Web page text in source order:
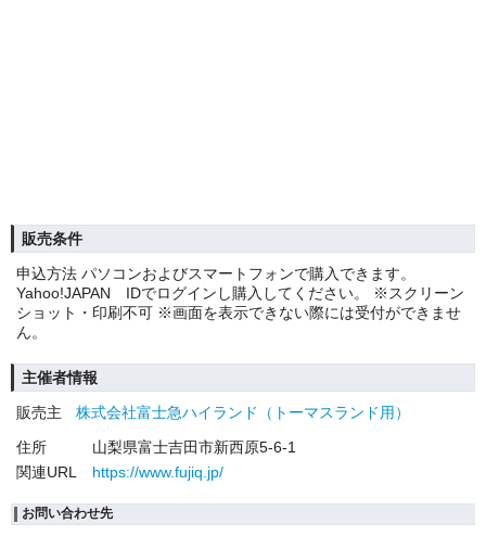
販売条件
申込方法 パソコンおよびスマートフォンで購入できます。
Yahoo!JAPAN IDでログインし購入してください。 ※スクリーン
ショット・印刷不可 ※画面を表示できない際には受付ができませ
ん。
主催者情報
販売主
株式会社富士急ハイランド（トーマスランド用）
住所
山梨県富士吉田市新西原5-6-1
関連URL
https://www.fujiq.jp/
お問い合わせ先